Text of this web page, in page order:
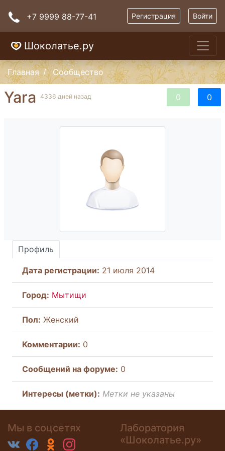
+7 9999 88-77-41 Регистрация Войти
Шоколатье.ру
Главная Сообщество
0 0
Yara 4336 дней назад
Профиль
Дата регистрации: 21 июля 2014
Город: Мытищи
Пол: Женский
Комментарии: 0
Cообщений на форуме: 0
Интересы (метки): Метки не указаны
Мы в соцсетях
Лаборатория
«Шоколатье.ру»